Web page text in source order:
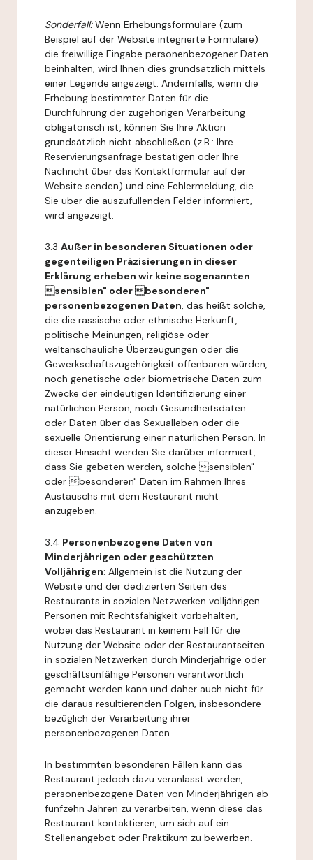
Sonderfall:Wenn Erhebungsformulare (zum
Beispiel auf der Website integrierte Formulare)
die freiwillige Eingabe personenbezogener Daten
beinhalten, wird Ihnen dies grundsätzlich mittels
einer Legende angezeigt. Andernfalls, wenn die
Erhebung bestimmter Daten für die
Durchführung der zugehörigen Verarbeitung
obligatorisch ist, können Sie Ihre Aktion
grundsätzlich nicht abschließen (z.B.: Ihre
Reservierungsanfrage bestätigen oder Ihre
Nachricht über das Kontaktformular auf der
Website senden) und eine Fehlermeldung, die
Sie über die auszufüllenden Felder informiert,
wird angezeigt.
3.3 Außer in besonderen Situationen oder
gegenteiligen Präzisierungen in dieser
Erklärung erheben wir keine sogenannten
sensiblen" oder besonderen"
personenbezogenen Daten, das heißt solche,
die die rassische oder ethnische Herkunft,
politische Meinungen, religiöse oder
weltanschauliche Überzeugungen oder die
Gewerkschaftszugehörigkeit offenbaren würden,
noch genetische oder biometrische Daten zum
Zwecke der eindeutigen Identifizierung einer
natürlichen Person, noch Gesundheitsdaten
oder Daten über das Sexualleben oder die
sexuelle Orientierung einer natürlichen Person. In
dieser Hinsicht werden Sie darüber informiert,
dass Sie gebeten werden, solche sensiblen"
oder besonderen" Daten im Rahmen Ihres
Austauschs mit dem Restaurant nicht
anzugeben.
3.4 Personenbezogene Daten von
Minderjährigen oder geschützten
Volljährigen: Allgemein ist die Nutzung der
Website und der dedizierten Seiten des
Restaurants in sozialen Netzwerken volljährigen
Personen mit Rechtsfähigkeit vorbehalten,
wobei das Restaurant in keinem Fall für die
Nutzung der Website oder der Restaurantseiten
in sozialen Netzwerken durch Minderjährige oder
geschäftsunfähige Personen verantwortlich
gemacht werden kann und daher auch nicht für
die daraus resultierenden Folgen, insbesondere
bezüglich der Verarbeitung ihrer
personenbezogenen Daten.
In bestimmten besonderen Fällen kann das
Restaurant jedoch dazu veranlasst werden,
personenbezogene Daten von Minderjährigen ab
fünfzehn Jahren zu verarbeiten, wenn diese das
Restaurant kontaktieren, um sich auf ein
Stellenangebot oder Praktikum zu bewerben.